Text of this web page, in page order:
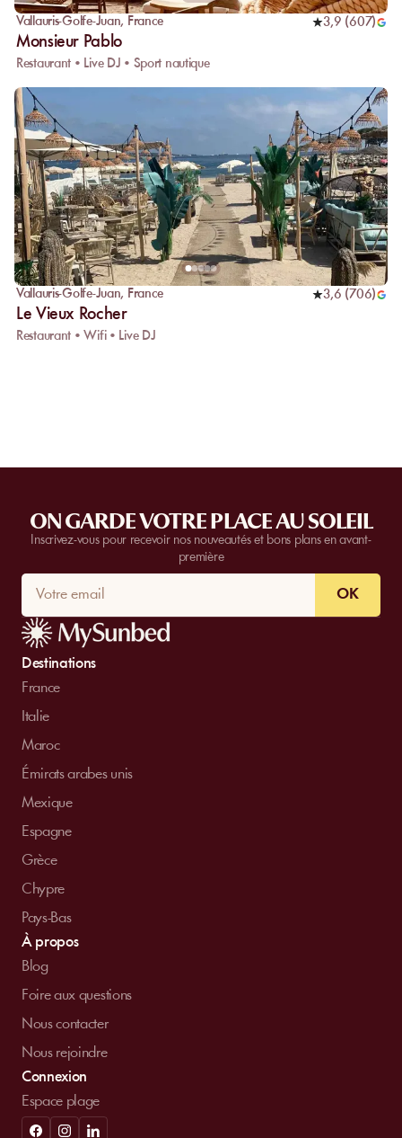
Vallauris-Golfe-Juan, France 3,9 (607)
Monsieur Pablo
Restaurant • Live DJ • Sport nautique
Vallauris-Golfe-Juan, France 3,6 (706)
Le Vieux Rocher
Restaurant • Wifi • Live DJ
ON GARDE VOTRE PLACE AU SOLEIL
Inscrivez-vous pour recevoir nos nouveautés et bons plans en avant-
première
OK
Destinations
France
Italie
Maroc
Émirats arabes unis
Mexique
Espagne
Grèce
Chypre
Pays-Bas
À propos
Blog
Foire aux questions
Nous contacter
Nous rejoindre
Connexion
Espace plage